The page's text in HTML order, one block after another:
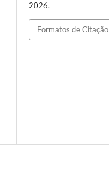
2026.
Formatos de Citação